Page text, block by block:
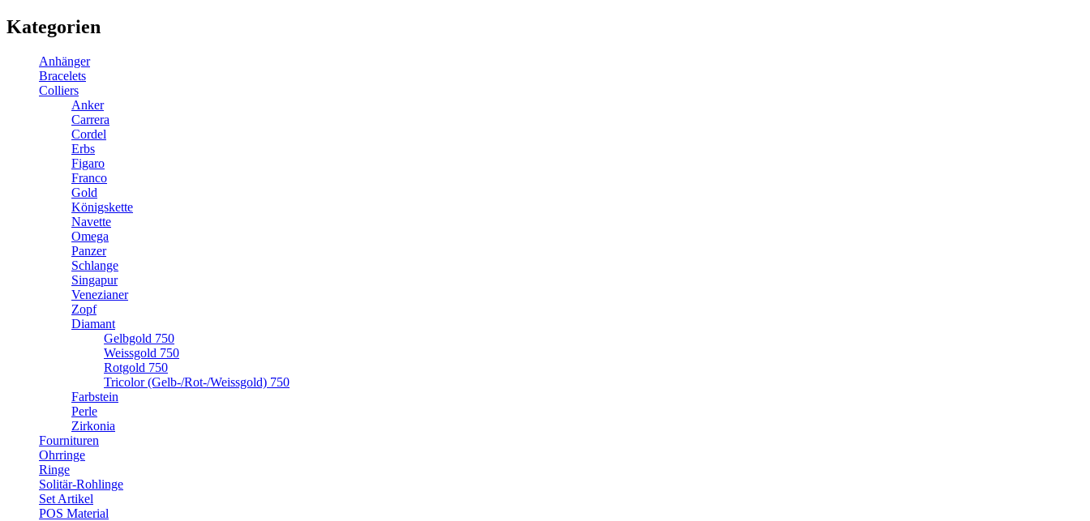
Kategorien
Anhänger
Bracelets
Colliers
Anker
Carrera
Cordel
Erbs
Figaro
Franco
Gold
Königskette
Navette
Omega
Panzer
Schlange
Singapur
Venezianer
Zopf
Diamant
Gelbgold 750
Weissgold 750
Rotgold 750
Tricolor (Gelb-/Rot-/Weissgold) 750
Farbstein
Perle
Zirkonia
Fournituren
Ohrringe
Ringe
Solitär-Rohlinge
Set Artikel
POS Material